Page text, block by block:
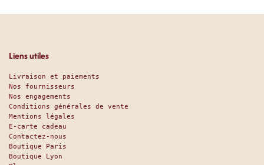
Liens utiles
Livraison et paiements
Nos fournisseurs
Nos engagements
Conditions générales de vente
Mentions légales
E-carte cadeau
Contactez-nous
Boutique Paris
Boutique Lyon